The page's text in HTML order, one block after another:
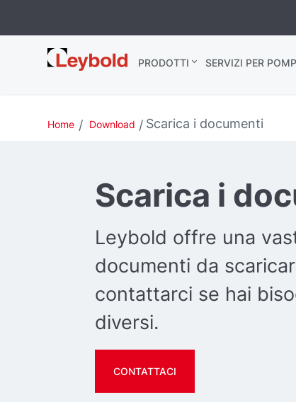
Leybold Italia PRODOTTI SERVIZI PER
Home Download Scarica i documenti
Scarica i
Leybold offre una
documenti da
contattarci se hai
diversi.
CONTATTACI